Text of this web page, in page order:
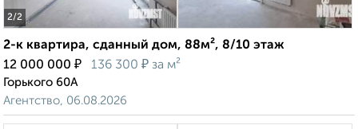
2/2
2-к квартира, сданный дом, 88м², 8/10 этаж
12 000 000 ₽ 136 300 ₽ за м²
Горького 60А
Агентство, 06.08.2026